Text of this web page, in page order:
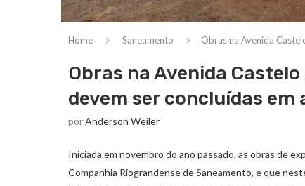
Home Saneamento Obras na Avenida
Obras na Avenida
devem ser concluídas em
porAnderson Weiler
Iniciada em novembro do ano passado, as obras de
Companhia Riograndense de Saneamento, e que